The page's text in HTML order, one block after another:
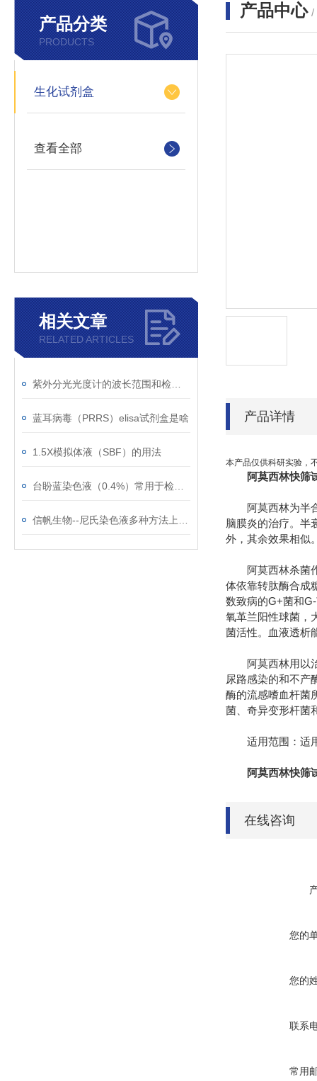
产品分类
PRODUCTS
生化试剂盒
查看全部
相关文章
RELATED ARTICLES
蓝耳病毒（PRRS）elisa试剂盒是啥
1.5X模拟体液（SBF）的用法
产品中心 /
产品详情
本产品仅供科研实验，
阿莫西林快筛
阿莫西林为半合
脑膜炎的治疗。半
外，其余效果相似
阿莫西林杀菌作
体依靠转肽酶合成
数致病的G+菌和
氧革兰阳性球菌，
菌活性。血液透析
阿莫西林用以治
尿路感染的和不产
酶的流感嗜血杆菌
菌、奇异变形杆菌
适用范围：适用
阿莫西林快筛
在线咨询
您的
您的
联系
常用